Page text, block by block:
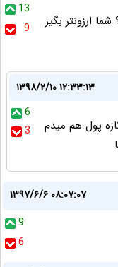
13
9
ارزونتر بگیر
۱۳۹۸/۲/۱۰ ۱۲:۳۳:۱۳
6
3
پول هم میدم
۱۳۹۷/۶/۶ ۰۸:۰۷:۰۷
9
6